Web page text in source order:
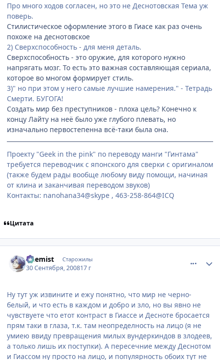
Про много ходов согласен, но это не Деснотовская Тема уж
поверь.
Стилистическое оформление этого в Гиасе как раз очень
похоже на деснотовское
2) Сверхспособность - для меня деталь.
Сверхспособность - это оружие, для которого нужно
напрягать мозг. То есть это важная составляющая сериала,
которое во многом формирует стиль.
3)" но при этом у него самые лучшие намерения." - Тетрадь
Смерти. БУГОГА!
Создать мир без преступников - плоха цель? Конечно к
концу Лайту на неё было уже глубого плевать, но
изначально первостепенна всё-таки была она.
Проекту "Geek in the pink" по переводу манги "Гинтама"
требуется переводчик с японского для сверки с оригиналом
(также будем рады вообще любому виду помощи, начиная
от клина и заканчивая переводом звуков)
Контакты: nanohana34@skype , 463-258-864@ICQ
Цитата
Chemist Старожилы
30 Сентября, 200817 г
Ну тут уж извините и ежу понятно, что мир не черно-
белый, и что есть в каждом и добро и зло, но вы явно не
чувствуете что етот контраст в Гиассе и Десноте бросается
прям таки в глаза, т.к. там неопределность на лицо (я не
умиею ввиду превращения милых вундеркиндов в злодеев,
а только лишь их поступки). А пересечние между Деснотом
и Гиассом ну просто на лицо, и популярность обоих тут не